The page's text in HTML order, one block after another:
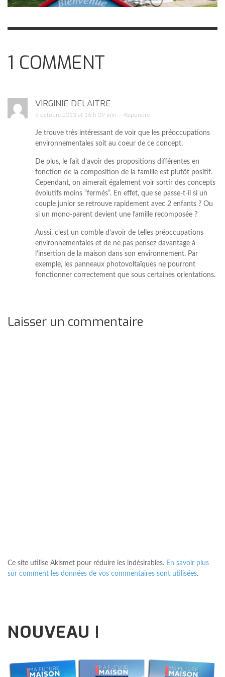
1 COMMENT
VIRGINIE DELAITRE
9 octobre 2013 at 16 h 09 min — Répondre
Je trouve très intéressant de voir que les préoccupations
environnementales soit au coeur de ce concept.
De plus, le fait d’avoir des propositions différentes en
fonction de la composition de la famille est plutôt positif.
Cependant, on aimerait également voir sortir des concepts
évolutifs moins “fermés”. En effet, que se passe-t-il si un
couple junior se retrouve rapidement avec 2 enfants ? Ou
si un mono-parent devient une famille recomposée ?
Aussi, c’est un comble d’avoir de telles préoccupations
environnementales et de ne pas pensez davantage à
l’insertion de la maison dans son environnement. Par
exemple, les panneaux photovoltaïques ne pourront
fonctionner correctement que sous certaines orientations.
Laisser un commentaire
Ce site utilise Akismet pour réduire les indésirables. En savoir plus
sur comment les données de vos commentaires sont utilisées.
NOUVEAU !